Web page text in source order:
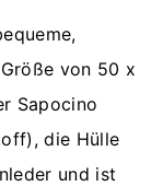
von 50 x
Sapocino
die Hülle
und ist